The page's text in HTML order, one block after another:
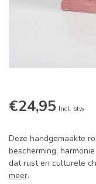
€24,95 Incl. btw
Deze handgemaakte
bescherming,
dat rust en culturele
meer.